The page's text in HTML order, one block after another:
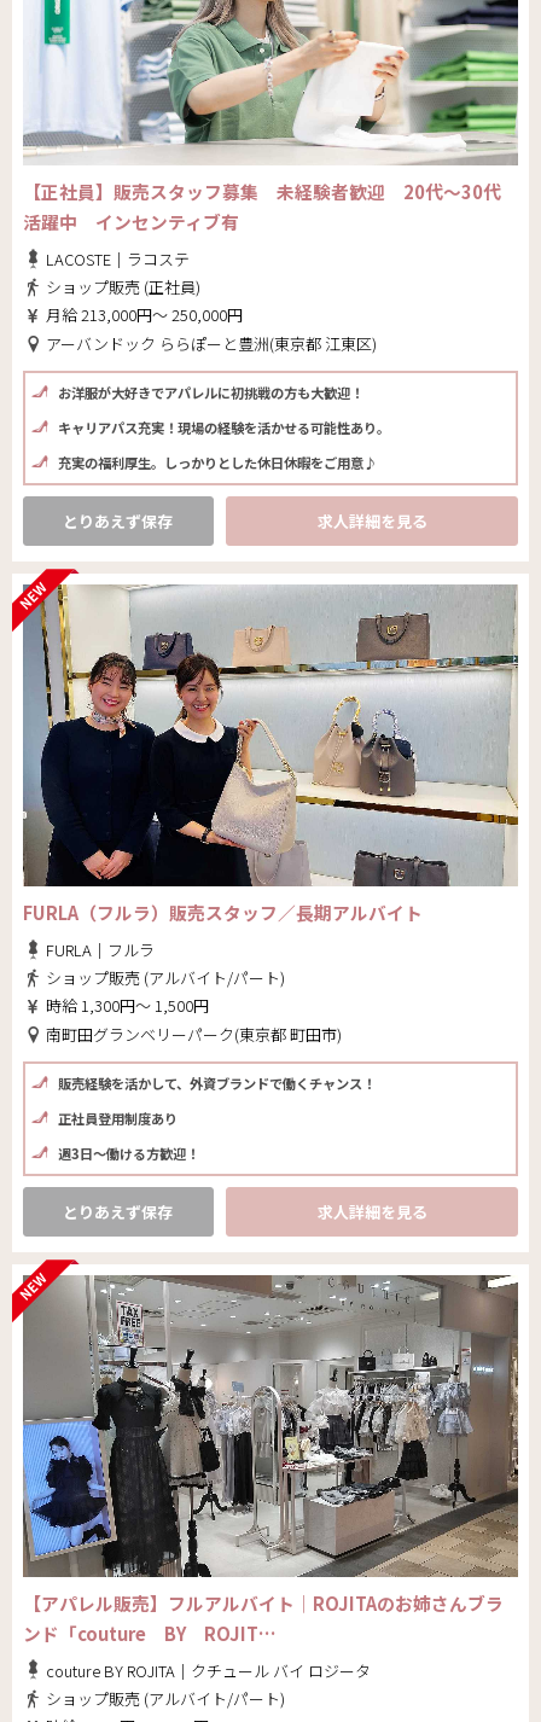
【正社員】販売スタッフ募集 未経験者歓迎 20代～30代
活躍中 インセンティブ有
LACOSTE｜ラコステ
ショップ販売 (正社員)
月給 213,000円～ 250,000円
アーバンドック ららぽーと豊洲(東京都 江東区)
お洋服が大好きでアパレルに初挑戦の方も大歓迎！
キャリアパス充実！現場の経験を活かせる可能性あり。
充実の福利厚生。しっかりとした休日休暇をご用意♪
とりあえず保存 求人詳細を見る
FURLA（フルラ）販売スタッフ／長期アルバイト
FURLA｜フルラ
ショップ販売 (アルバイト/パート)
時給 1,300円～ 1,500円
南町田グランベリーパーク(東京都 町田市)
販売経験を活かして、外資ブランドで働くチャンス！
正社員登用制度あり
週3日～働ける方歓迎！
とりあえず保存 求人詳細を見る
【アパレル販売】フルアルバイト│ROJITAのお姉さんブラ
ンド「couture BY ROJIT…
couture BY ROJITA｜クチュール バイ ロジータ
ショップ販売 (アルバイト/パート)